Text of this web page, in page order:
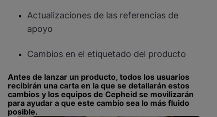
Actualizaciones de las referencias de
apoyo
Cambios en el etiquetado del producto
Antes de lanzar un producto, todos los usuarios
recibirán una carta en la que se detallarán estos
cambios y los equipos de Cepheid se movilizarán
para ayudar a que este cambio sea lo más fluido
posible.